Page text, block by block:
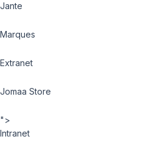
Jante
Marques
Extranet
Jomaa Store
">
Intranet